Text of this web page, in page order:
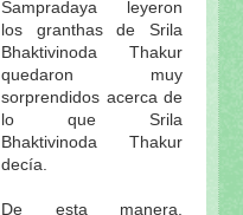
Sampradaya leyeron
los granthas de Srila
Bhaktivinoda Thakur
quedaron muy
sorprendidos acerca de
lo que Srila
Bhaktivinoda Thakur
decía.
De esta manera,